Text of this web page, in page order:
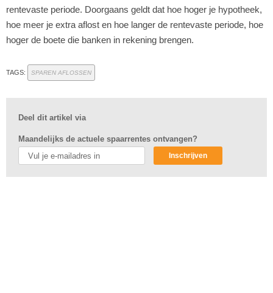
rentevaste periode. Doorgaans geldt dat hoe hoger je hypotheek,
hoe meer je extra aflost en hoe langer de rentevaste periode, hoe
hoger de boete die banken in rekening brengen.
TAGS: SPAREN AFLOSSEN
Deel dit artikel via
Maandelijks de actuele spaarrentes ontvangen?
Inschrijven